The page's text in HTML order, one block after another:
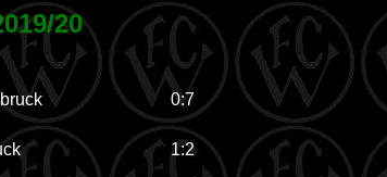
20
0:7
1:2